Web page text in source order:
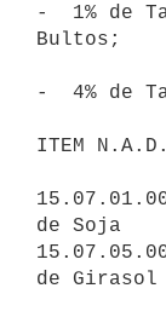
-  1% de
Bultos;
-  4% de
ITEM
de Soja